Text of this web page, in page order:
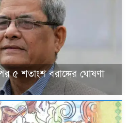
৫ শতাংশ বরাদ্দের ঘোষণা